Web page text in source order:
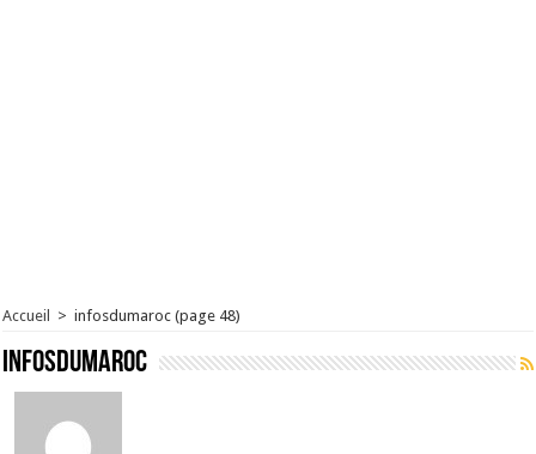
Accueil > infosdumaroc (page 48)
infosdumaroc